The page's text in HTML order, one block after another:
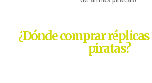
¿Dónde comprar
piratas?